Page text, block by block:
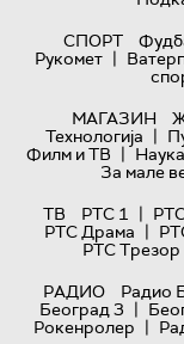
СПОРТ
Рукомет |
МАГАЗИН
Технологијa |
Филм и ТВ | Наука
За мале
ТВ
РТС 1 |
РТС Драма |
РТС Трезор
РАДИО
Радио
Београд 3 |
Рокенролер |